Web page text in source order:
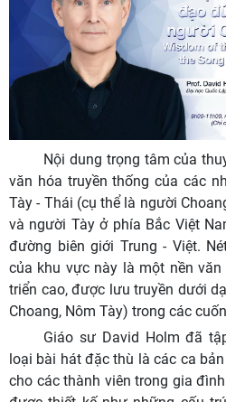
Nội dung trọng tâm của
văn hóa truyền thống của các
Tày - Thái (cụ thể là người
và người Tày ở phía Bắc Việt
đường biên giới Trung - Việt.
của khu vực này là một nền
triển cao, được lưu truyền dưới
Choang, Nôm Tày) trong các
Giáo sư David Holm đã
loại bài hát đặc thù là các ca
cho các thành viên trong gia